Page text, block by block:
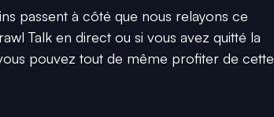
passent à côté que nous relayons ce
Talk en direct ou si vous avez quitté la
pouvez tout de même profiter de cette